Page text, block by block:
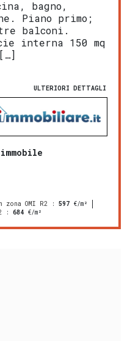
bagno,
Piano primo;
balconi.
interna 150 mq
ULTERIORI DETTAGLI
OMI R2 : 597 €/m²
: 684 €/m²